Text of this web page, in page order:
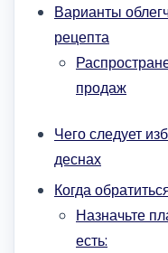
Варианты
рецепта
продаж
Чего следует
деснах
Когда
Назначьте
есть: